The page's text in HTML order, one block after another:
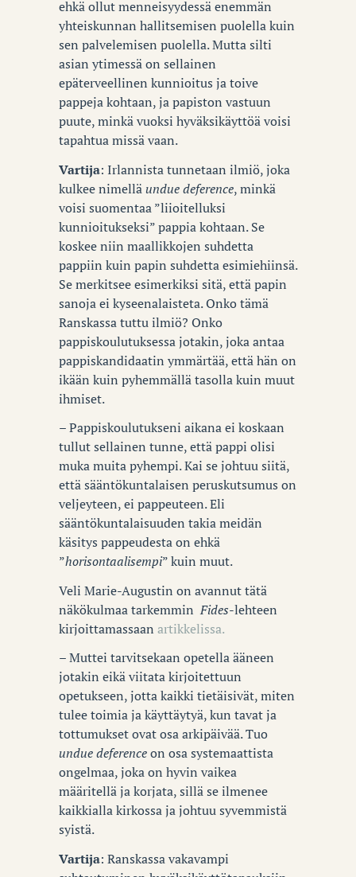
ehkä ollut menneisyydessä enemmän
yhteiskunnan hallitsemisen puolella kuin
sen palvelemisen puolella. Mutta silti
asian ytimessä on sellainen
epäterveellinen kunnioitus ja toive
pappeja kohtaan, ja papiston vastuun
puute, minkä vuoksi hyväksikäyttöä voisi
tapahtua missä vaan.
Vartija: Irlannista tunnetaan ilmiö, joka
kulkee nimelläundue deference, minkä
voisi suomentaa ”liioitelluksi
kunnioitukseksi” pappia kohtaan. Se
koskee niin maallikkojen suhdetta
pappiin kuin papin suhdetta esimiehiinsä.
Se merkitsee esimerkiksi sitä, että papin
sanoja ei kyseenalaisteta. Onko tämä
Ranskassa tuttu ilmiö? Onko
pappiskoulutuksessa jotakin, joka antaa
pappiskandidaatin ymmärtää, että hän on
ikään kuin pyhemmällä tasolla kuin muut
ihmiset.
– Pappiskoulutukseni aikana ei koskaan
tullut sellainen tunne, että pappi olisi
muka muita pyhempi. Kai se johtuu siitä,
että sääntökuntalaisen peruskutsumus on
veljeyteen, ei pappeuteen. Eli
sääntökuntalaisuuden takia meidän
käsitys pappeudesta on ehkä
”horisontaalisempi” kuin muut.
Veli Marie-Augustin on avannut tätä
näkökulmaa tarkemminFides-lehteen
kirjoittamassaan artikkelissa.
– Muttei tarvitsekaan opetella ääneen
jotakin eikä viitata kirjoitettuun
opetukseen, jotta kaikki tietäisivät, miten
tulee toimia ja käyttäytyä, kun tavat ja
tottumukset ovat osa arkipäivää. Tuo
undue deferenceon osa systemaattista
ongelmaa, joka on hyvin vaikea
määritellä ja korjata, sillä se ilmenee
kaikkialla kirkossa ja johtuu syvemmistä
syistä.
Vartija: Ranskassa vakavampi